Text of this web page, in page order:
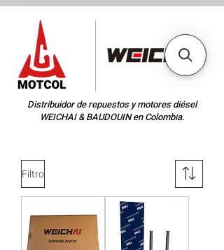
Distribuidor de repuestos y motores diésel
WEICHAI & BAUDOUIN en Colombia.
Filtro